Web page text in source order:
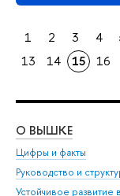
1 2 3 4
13
14 15 16
О ВЫШКЕ
Цифры и факты
Руководство и
Устойчивое